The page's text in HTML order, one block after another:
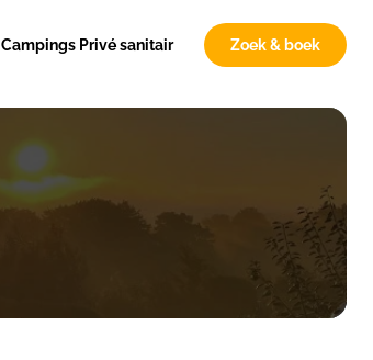
Campings Privé sanitair Zoek & boek